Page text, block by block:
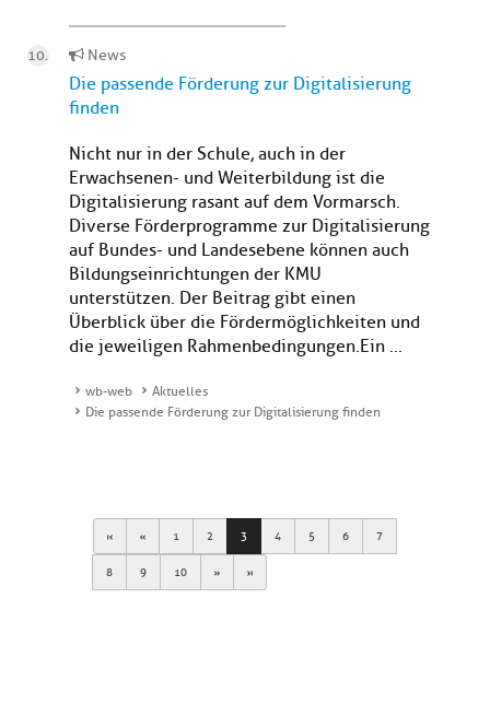
News
Die passende Förderung zur Digitalisierung
finden
Nicht nur in der Schule, auch in der
Erwachsenen- und Weiterbildung ist die
Digitalisierung rasant auf dem Vormarsch.
Diverse Förderprogramme zur Digitalisierung
auf Bundes- und Landesebene können auch
Bildungseinrichtungen der KMU
unterstützen. Der Beitrag gibt einen
Überblick über die Fördermöglichkeiten und
die jeweiligen Rahmenbedingungen.Ein ...
wb-web
Aktuelles
Die passende Förderung zur Digitalisierung finden
First Previous
1 2 3 4 5 6 7
8 9 10 Next Last